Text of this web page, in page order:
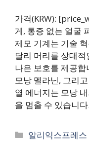
가격(KRW):
게, 통증 없는 얼굴
제모 기계는 기술
달리 머리를 상대
나은 보호를 제공
모낭 멜라닌, 그리
열 에너지는 모낭
을 멈출 수 있습니
Categories
알리익스프레